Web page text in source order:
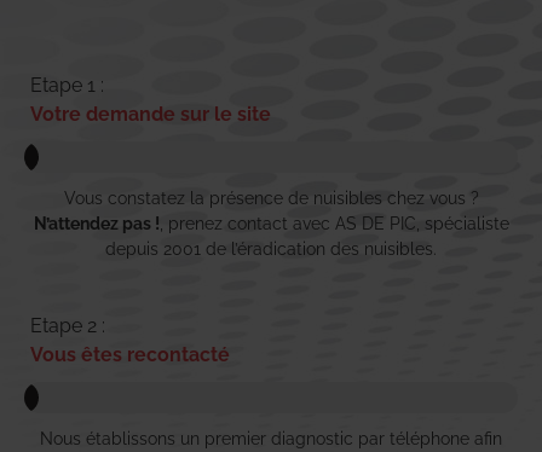
Etape 1 :
Votre demande sur le site
Vous constatez la présence de nuisibles chez vous ?
N’attendez pas ! , prenez contact avec AS DE PIC, spécialiste
depuis 2001 de l’éradication des nuisibles.
Etape 2 :
Vous êtes recontacté
Nous établissons un premier diagnostic par téléphone afin